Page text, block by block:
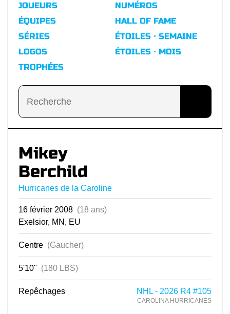
JOUEURS
ÉQUIPES
SÉRIES
LOGOS
TROPHÉES
NUMÉROS
HALL OF FAME
ÉTOILES · SEMAINE
ÉTOILES · MOIS
Mikey
Berchild
Hurricanes de la Caroline
16 février 2008 (18 ans)
Exelsior, MN, EU
Centre (Gaucher)
5'10" (180 LBS)
Repêchages NHL - 2026 R4 #105
CAROLINA HURRICANES